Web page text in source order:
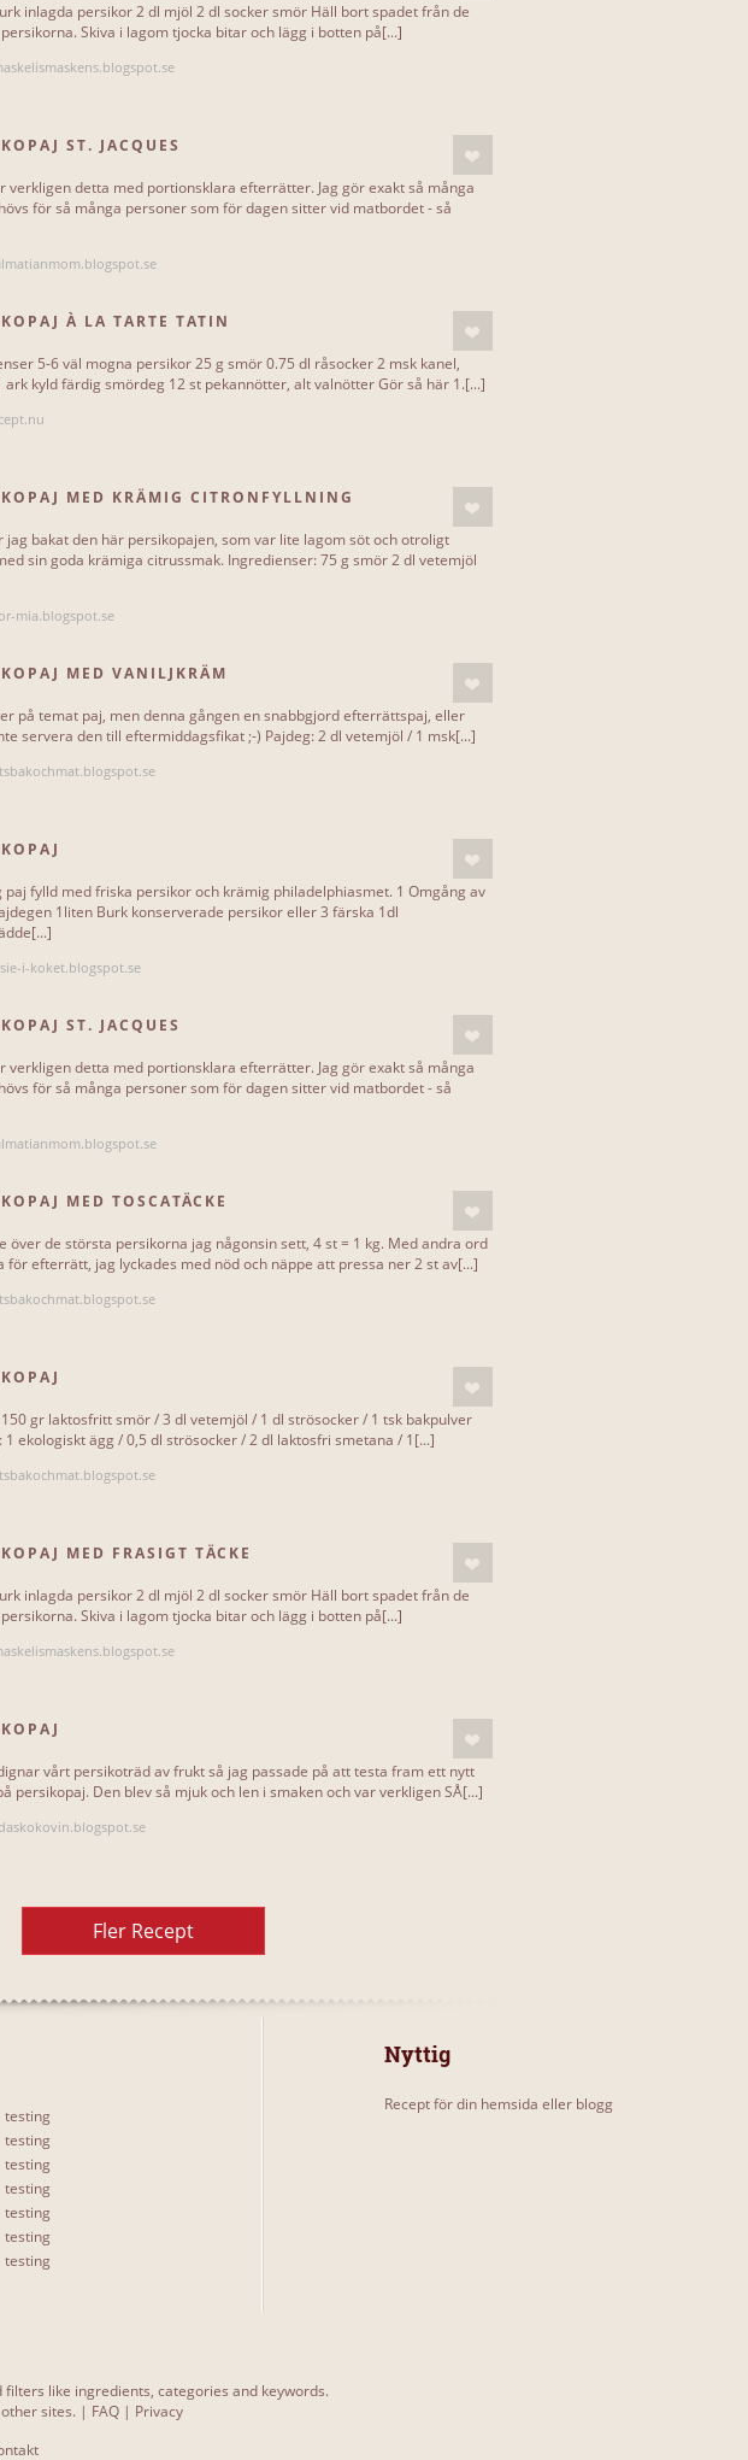
inlagda persikor 2 dl mjöl 2 dl socker smör Häll bort spadet från de
Skiva i lagom tjocka bitar och lägg i botten på[...]
ST. JACQUES
verkligen detta med portionsklara efterrätter. Jag gör exakt så många
för så många personer som för dagen sitter vid matbordet - så
À LA TARTE TATIN
5-6 väl mogna persikor 25 g smör 0.75 dl råsocker 2 msk kanel,
ark kyld färdig smördeg 12 st pekannötter, alt valnötter Gör så här 1.[...]
MED KRÄMIG CITRONFYLLNING
jag bakat den här persikopajen, som var lite lagom söt och otroligt
sin goda krämiga citrussmak. Ingredienser: 75 g smör 2 dl vetemjöl
mia.blogspot.se
MED VANILJKRÄM
på temat paj, men denna gången en snabbgjord efterrättspaj, eller
servera den till eftermiddagsfikat ;-) Pajdeg: 2 dl vetemjöl / 1 msk[...]
paj fylld med friska persikor och krämig philadelphiasmet. 1 Omgång av
1liten Burk konserverade persikor eller 3 färska 1dl
i-koket.blogspot.se
ST. JACQUES
verkligen detta med portionsklara efterrätter. Jag gör exakt så många
för så många personer som för dagen sitter vid matbordet - så
MED TOSCATÄCKE
över de största persikorna jag någonsin sett, 4 st = 1 kg. Med andra ord
för efterrätt, jag lyckades med nöd och näppe att pressa ner 2 st av[...]
150 gr laktosfritt smör / 3 dl vetemjöl / 1 dl strösocker / 1 tsk bakpulver
1 ekologiskt ägg / 0,5 dl strösocker / 2 dl laktosfri smetana / 1[...]
MED FRASIGT TÄCKE
inlagda persikor 2 dl mjöl 2 dl socker smör Häll bort spadet från de
Skiva i lagom tjocka bitar och lägg i botten på[...]
vårt persikoträd av frukt så jag passade på att testa fram ett nytt
persikopaj. Den blev så mjuk och len i smaken och var verkligen SÅ[...]
Fler Recept
testing
testing
testing
testing
testing
testing
testing
Nyttig
Recept för din hemsida eller blogg
like ingredients, categories and keywords.
sites. | FAQ | Privacy